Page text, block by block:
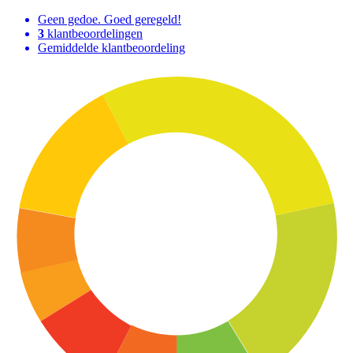
Geen gedoe. Goed geregeld!
3 klantbeoordelingen
Gemiddelde klantbeoordeling